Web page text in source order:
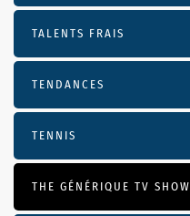
TALENTS FRAIS
TENDANCES
TENNIS
THE GÉNÉRIQUE TV SHOW